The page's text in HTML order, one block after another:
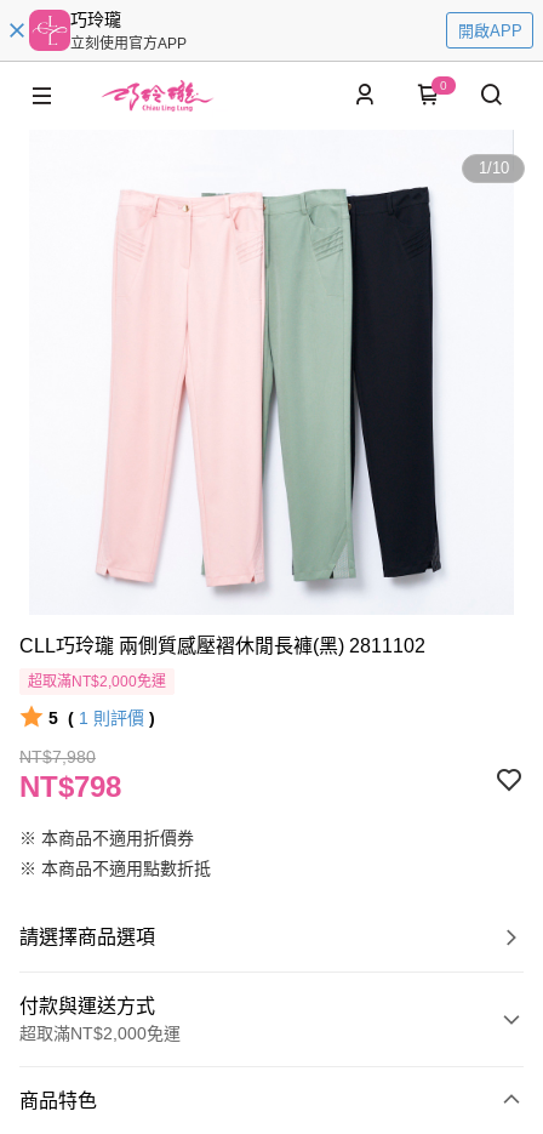
巧玲瓏
立刻使用官方APP
開啟APP
0
1/10
CLL巧玲瓏 兩側質感壓褶休閒長褲(黑) 2811102
超取滿NT$2,000免運
5 ( 1 則評價 )
NT$7,980
NT$798
※ 本商品不適用折價券
※ 本商品不適用點數折抵
請選擇商品選項
付款與運送方式
超取滿NT$2,000免運
信用卡一次付款
商品特色